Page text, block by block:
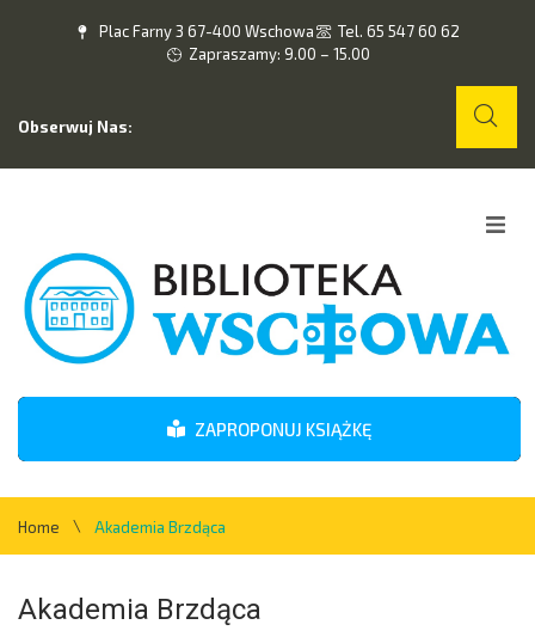
Plac Farny 3 67-400 Wschowa
Tel. 65 547 60 62
Zapraszamy: 9.00 – 15.00
Obserwuj Nas:
O nas
Wydarzenia
Kontakt
ZAPROPONUJ KSIĄŻKĘ
Home \ Akademia Brzdąca
Akademia Brzdąca